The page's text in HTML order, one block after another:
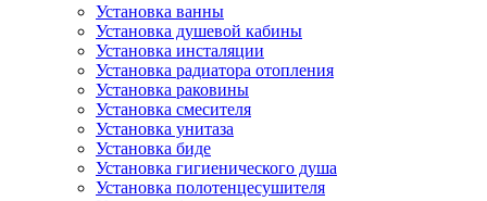
Установка ванны
Установка душевой кабины
Установка инсталяции
Установка радиатора отопления
Установка раковины
Установка смесителя
Установка унитаза
Установка биде
Установка гигиенического душа
Установка полотенцесушителя